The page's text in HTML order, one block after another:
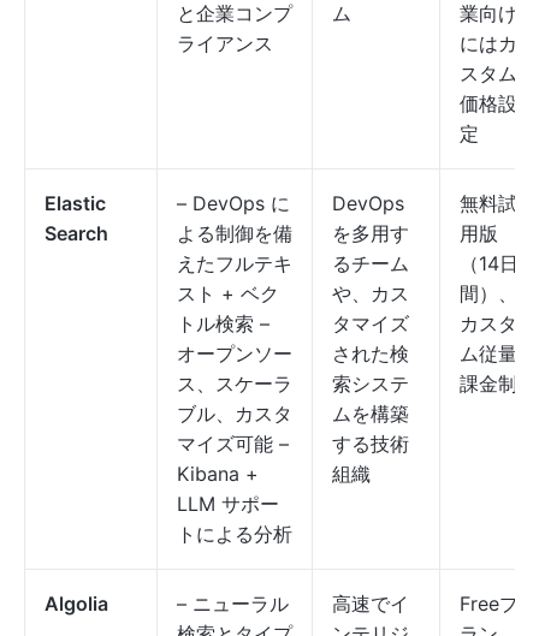
と企業コンプ
ライアンス
ム
業向け
にはカ
スタム
価格設
定
Elastic
Search
– DevOps に
よる制御を備
えたフルテキ
スト + ベク
トル検索 –
オープンソー
ス、スケーラ
ブル、カスタ
マイズ可能 –
Kibana +
LLM サポー
トによる分析
DevOps
を多用す
るチーム
や、カス
タマイズ
された検
索システ
ムを構築
する技術
組織
無料試
用版
（14日
間）、
カスタ
ム従量
課金制
Algolia
– ニューラル
高速でイ
Freeプ